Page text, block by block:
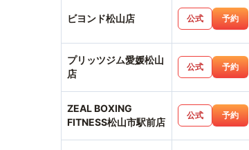
ビヨンド松山店 公式 予約
プリッツジム愛媛松山
店
公式 予約
ZEAL BOXING
FITNESS松山市駅前店
公式 予約